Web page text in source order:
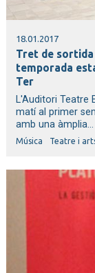
18.01.2017
Tret de sortida
temporada
Ter
L'Auditori Teatre
matí al primer
amb una àmplia...
Música Teatre i